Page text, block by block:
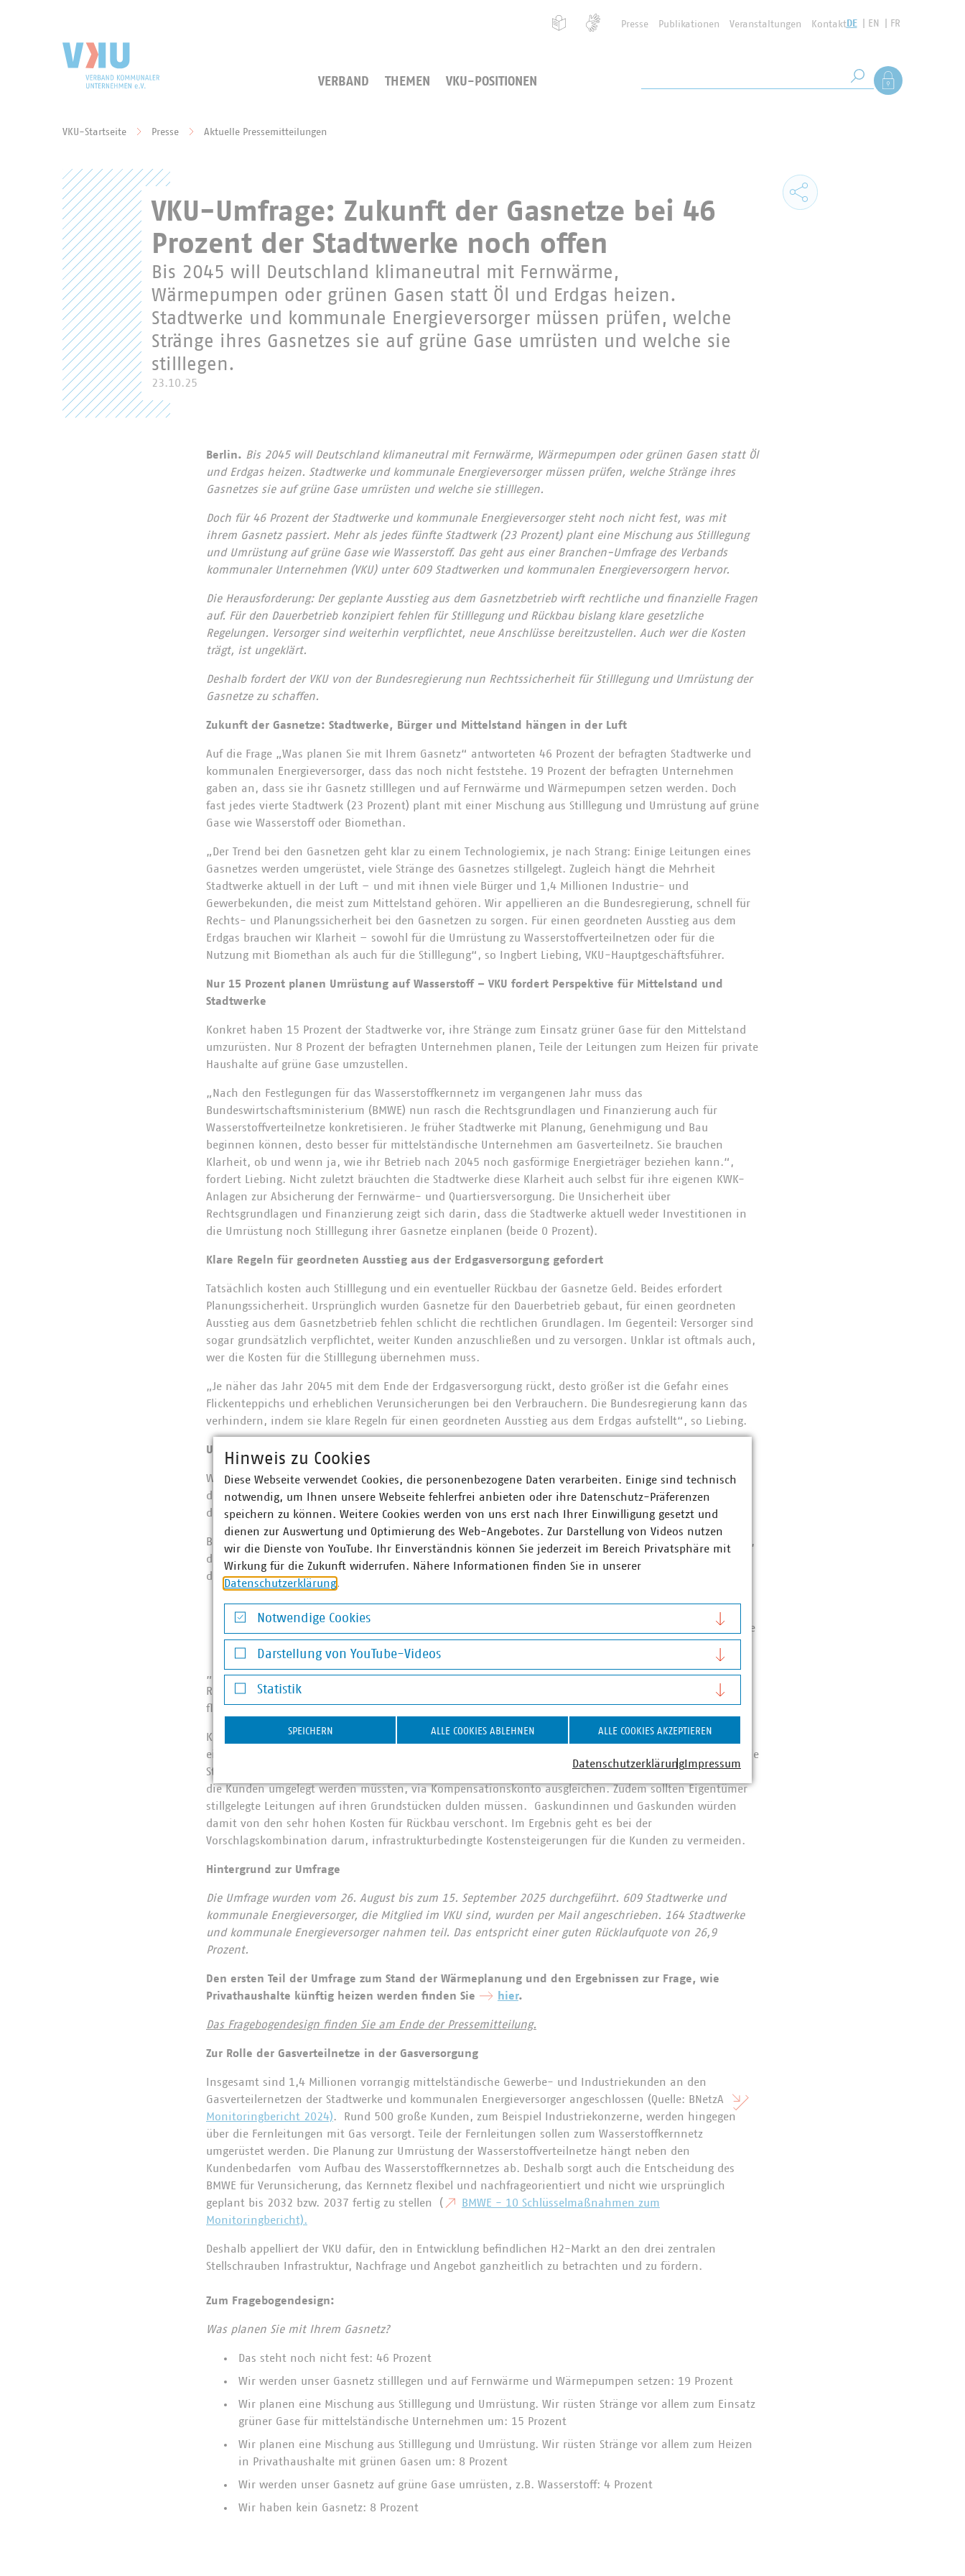
Presse Publikationen Veranstaltungen KontaktDE EN FR
VERBAND THEMEN VKU-POSITIONEN Suche starten
Als Mitglied
VKU-Startseite Presse Aktuelle Pressemitteilungen
VKU-Umfrage: Zukunft der Gasnetze bei 46
Prozent der Stadtwerke noch offen
Bis 2045 will Deutschland klimaneutral mit Fernwärme,
Wärmepumpen oder grünen Gasen statt Öl und Erdgas heizen.
Stadtwerke und kommunale Energieversorger müssen prüfen, welche
Stränge ihres Gasnetzes sie auf grüne Gase umrüsten und welche sie
stilllegen.
23.10.25
Berlin. Bis 2045 will Deutschland klimaneutral mit Fernwärme, Wärmepumpen oder grünen Gasen statt Öl
und Erdgas heizen. Stadtwerke und kommunale Energieversorger müssen prüfen, welche Stränge ihres
Gasnetzes sie auf grüne Gase umrüsten und welche sie stilllegen.
Doch für 46 Prozent der Stadtwerke und kommunale Energieversorger steht noch nicht fest, was mit
ihrem Gasnetz passiert. Mehr als jedes fünfte Stadtwerk (23 Prozent) plant eine Mischung aus Stilllegung
und Umrüstung auf grüne Gase wie Wasserstoff. Das geht aus einer Branchen-Umfrage des Verbands
kommunaler Unternehmen (VKU) unter 609 Stadtwerken und kommunalen Energieversorgern hervor.
Die Herausforderung: Der geplante Ausstieg aus dem Gasnetzbetrieb wirft rechtliche und finanzielle Fragen
auf. Für den Dauerbetrieb konzipiert fehlen für Stilllegung und Rückbau bislang klare gesetzliche
Regelungen. Versorger sind weiterhin verpflichtet, neue Anschlüsse bereitzustellen. Auch wer die Kosten
trägt, ist ungeklärt.
Deshalb fordert der VKU von der Bundesregierung nun Rechtssicherheit für Stilllegung und Umrüstung der
Gasnetze zu schaffen.
Zukunft der Gasnetze: Stadtwerke, Bürger und Mittelstand hängen in der Luft
Auf die Frage „Was planen Sie mit Ihrem Gasnetz“ antworteten 46 Prozent der befragten Stadtwerke und
kommunalen Energieversorger, dass das noch nicht feststehe. 19 Prozent der befragten Unternehmen
gaben an, dass sie ihr Gasnetz stilllegen und auf Fernwärme und Wärmepumpen setzen werden. Doch
fast jedes vierte Stadtwerk (23 Prozent) plant mit einer Mischung aus Stilllegung und Umrüstung auf grüne
Gase wie Wasserstoff oder Biomethan.
„Der Trend bei den Gasnetzen geht klar zu einem Technologiemix, je nach Strang: Einige Leitungen eines
Gasnetzes werden umgerüstet, viele Stränge des Gasnetzes stillgelegt. Zugleich hängt die Mehrheit
Stadtwerke aktuell in der Luft – und mit ihnen viele Bürger und 1,4 Millionen Industrie- und
Gewerbekunden, die meist zum Mittelstand gehören. Wir appellieren an die Bundesregierung, schnell für
Rechts- und Planungssicherheit bei den Gasnetzen zu sorgen. Für einen geordneten Ausstieg aus dem
Erdgas brauchen wir Klarheit – sowohl für die Umrüstung zu Wasserstoffverteilnetzen oder für die
Nutzung mit Biomethan als auch für die Stilllegung“, so Ingbert Liebing, VKU-Hauptgeschäftsführer.
Nur 15 Prozent planen Umrüstung auf Wasserstoff – VKU fordert Perspektive für Mittelstand und
Stadtwerke
Konkret haben 15 Prozent der Stadtwerke vor, ihre Stränge zum Einsatz grüner Gase für den Mittelstand
umzurüsten. Nur 8 Prozent der befragten Unternehmen planen, Teile der Leitungen zum Heizen für private
Haushalte auf grüne Gase umzustellen.
„Nach den Festlegungen für das Wasserstoffkernnetz im vergangenen Jahr muss das
Bundeswirtschaftsministerium (BMWE) nun rasch die Rechtsgrundlagen und Finanzierung auch für
Wasserstoffverteilnetze konkretisieren. Je früher Stadtwerke mit Planung, Genehmigung und Bau
beginnen können, desto besser für mittelständische Unternehmen am Gasverteilnetz. Sie brauchen
Klarheit, ob und wenn ja, wie ihr Betrieb nach 2045 noch gasförmige Energieträger beziehen kann.“,
fordert Liebing. Nicht zuletzt bräuchten die Stadtwerke diese Klarheit auch selbst für ihre eigenen KWK-
Anlagen zur Absicherung der Fernwärme- und Quartiersversorgung. Die Unsicherheit über
Rechtsgrundlagen und Finanzierung zeigt sich darin, dass die Stadtwerke aktuell weder Investitionen in
die Umrüstung noch Stilllegung ihrer Gasnetze einplanen (beide 0 Prozent).
Klare Regeln für geordneten Ausstieg aus der Erdgasversorgung gefordert
Tatsächlich kosten auch Stilllegung und ein eventueller Rückbau der Gasnetze Geld. Beides erfordert
Planungssicherheit. Ursprünglich wurden Gasnetze für den Dauerbetrieb gebaut, für einen geordneten
Ausstieg aus dem Gasnetzbetrieb fehlen schlicht die rechtlichen Grundlagen. Im Gegenteil: Versorger sind
sogar grundsätzlich verpflichtet, weiter Kunden anzuschließen und zu versorgen. Unklar ist oftmals auch,
wer die Kosten für die Stilllegung übernehmen muss.
„Je näher das Jahr 2045 mit dem Ende der Erdgasversorgung rückt, desto größer ist die Gefahr eines
Flickenteppichs und erheblichen Verunsicherungen bei den Verbrauchern. Die Bundesregierung kann das
verhindern, indem sie klare Regeln für einen geordneten Ausstieg aus dem Erdgas aufstellt“, so Liebing.
Umstellbonus könnte soziale Schieflage verhindern und Mittelstand schützen
Wie bei allen leitungsgebunden Infrastrukturen gilt: Je mehr Kunden an ein Netz angeschlossen sind,
desto günstiger wird es für den Einzelnen. Wenn sich immer weniger Kunden ein Netz teilen, wird es für
die verbleibenden Nutzer teurer.
Bleibt es bei einem ungeregelten Ausstieg, beißen den letzten die Hunde. Aktuell geht der VKU davon aus,
dass sich die finanzstarken Haushalte schneller vom Gas trennen. Von den steigenden Netzentgelten
dürften die finanzschwächeren Haushalte bzw. vor allem zwei Gruppen betroffen sein:
Mieter, weil sie nicht über die Heizung in ihrem Mehrfamilienhaus bestimmen können, sowie
kleine und mittelständische Unternehmen, weil viele von ihnen in ihrer Produktion auf gasförmige
Energieträger angewiesen sind und damit Wärmepumpen und Fernwärme keine Alternativen sind.
„Der Weg zur Klimaneutralität darf weder zu einer sozialen Schieflage führen noch dem Mittelstand das
Rückgrat brechen. Deswegen schlagen wir eine Kombination aus Selbstzahlung und Umstellbonus vor,
flankiert von einem Gasnetzkompensationskonto“, so Liebing.
Konkret sollte der Antragssteller die Kosten für die gewünschte Stilllegung selbst tragen, dabei jedoch mit
einem Umstellbonus gefördert werden. Auch sollte der Staat den Netzbetreibern einen Teil der Kosten, die
Stilllegungen und verkürzte Abschreibungszeiträume verursachen und deshalb über die Netzentgelte auf
die Kunden umgelegt werden müssten, via Kompensationskonto ausgleichen. Zudem sollten Eigentümer
stillgelegte Leitungen auf ihren Grundstücken dulden müssen. Gaskundinnen und Gaskunden würden
damit von den sehr hohen Kosten für Rückbau verschont. Im Ergebnis geht es bei der
Vorschlagskombination darum, infrastrukturbedingte Kostensteigerungen für die Kunden zu vermeiden.
Hintergrund zur Umfrage
Die Umfrage wurden vom 26. August bis zum 15. September 2025 durchgeführt. 609 Stadtwerke und
kommunale Energieversorger, die Mitglied im VKU sind, wurden per Mail angeschrieben. 164 Stadtwerke
und kommunale Energieversorger nahmen teil. Das entspricht einer guten Rücklaufquote von 26,9
Prozent.
Den ersten Teil der Umfrage zum Stand der Wärmeplanung und den Ergebnissen zur Frage, wie
Privathaushalte künftig heizen werden finden Sie
hier.
Das Fragebogendesign finden Sie am Ende der Pressemitteilung.
Zur Rolle der Gasverteilnetze in der Gasversorgung
Insgesamt sind 1,4 Millionen vorrangig mittelständische Gewerbe- und Industriekunden an den
Gasverteilernetzen der Stadtwerke und kommunalen Energieversorger angeschlossen (Quelle: BNetzA
Monitoringbericht 2024). Rund 500 große Kunden, zum Beispiel Industriekonzerne, werden hingegen
über die Fernleitungen mit Gas versorgt. Teile der Fernleitungen sollen zum Wasserstoffkernnetz
umgerüstet werden. Die Planung zur Umrüstung der Wasserstoffverteilnetze hängt neben den
Kundenbedarfen vom Aufbau des Wasserstoffkernnetzes ab. Deshalb sorgt auch die Entscheidung des
BMWE für Verunsicherung, das Kernnetz flexibel und nachfrageorientiert und nicht wie ursprünglich
geplant bis 2032 bzw. 2037 fertig zu stellen (
BMWE - 10 Schlüsselmaßnahmen zum
Monitoringbericht).
Deshalb appelliert der VKU dafür, den in Entwicklung befindlichen H2-Markt an den drei zentralen
Stellschrauben Infrastruktur, Nachfrage und Angebot ganzheitlich zu betrachten und zu fördern.
Zum Fragebogendesign:
Was planen Sie mit Ihrem Gasnetz?
Das steht noch nicht fest: 46 Prozent
Wir werden unser Gasnetz stilllegen und auf Fernwärme und Wärmepumpen setzen: 19 Prozent
Wir planen eine Mischung aus Stilllegung und Umrüstung. Wir rüsten Stränge vor allem zum Einsatz
grüner Gase für mittelständische Unternehmen um: 15 Prozent
Wir planen eine Mischung aus Stilllegung und Umrüstung. Wir rüsten Stränge vor allem zum Heizen
in Privathaushalte mit grünen Gasen um: 8 Prozent
Wir werden unser Gasnetz auf grüne Gase umrüsten, z.B. Wasserstoff: 4 Prozent
Wir haben kein Gasnetz: 8 Prozent
Hinweis zu Cookies
Diese Webseite verwendet Cookies, die personenbezogene Daten verarbeiten. Einige sind technisch
notwendig, um Ihnen unsere Webseite fehlerfrei anbieten oder ihre Datenschutz-Präferenzen
speichern zu können. Weitere Cookies werden von uns erst nach Ihrer Einwilligung gesetzt und
dienen zur Auswertung und Optimierung des Web-Angebotes. Zur Darstellung von Videos nutzen
wir die Dienste von YouTube. Ihr Einverständnis können Sie jederzeit im Bereich Privatsphäre mit
Wirkung für die Zukunft widerrufen. Nähere Informationen finden Sie in unserer
Datenschutzerklärung.
Notwendige Cookies
Notwendige Cookies
Darstellung von YouTube-Videos
Darstellung von YouTube-Videos
Statistik
Statistik
SPEICHERN ALLE COOKIES ABLEHNEN ALLE COOKIES AKZEPTIEREN
Datenschutzerklärung Impressum